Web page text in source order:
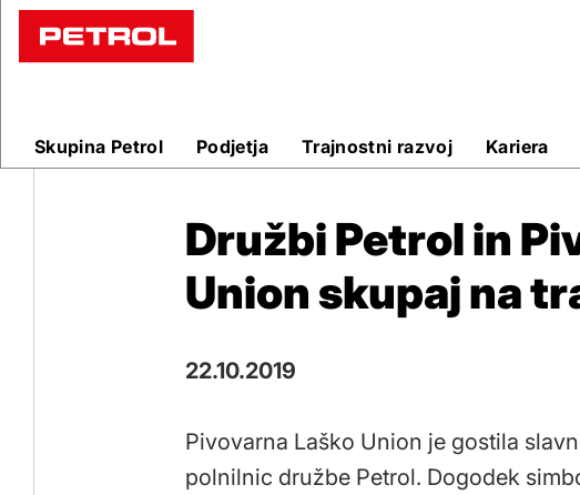
Objave
Skupina Petrol Podjetja Trajnostni razvoj Kariera
Družbi Petrol in
Union skupaj na
22.10.2019
Pivovarna Laško Union je gostila
polnilnic družbe Petrol. Dogodek